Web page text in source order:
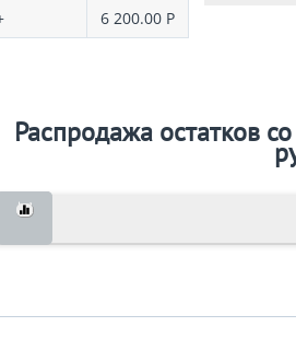
6 200.00 Р
Распродажа остатков